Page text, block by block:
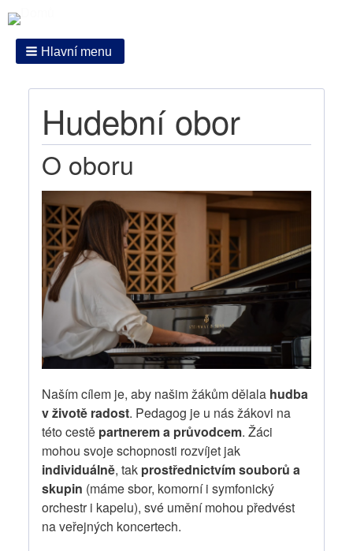
Hlavní menu
Hudební obor
O oboru
Naším cílem je, aby našim žákům dělala hudba
v životě radost. Pedagog je u nás žákovi na
této cestě partnerem a průvodcem. Žáci
mohou svoje schopnosti rozvíjet jak
individuálně, tak prostřednictvím souborů a
skupin (máme sbor, komorní i symfonický
orchestr i kapelu), své umění mohou předvést
na veřejných koncertech.